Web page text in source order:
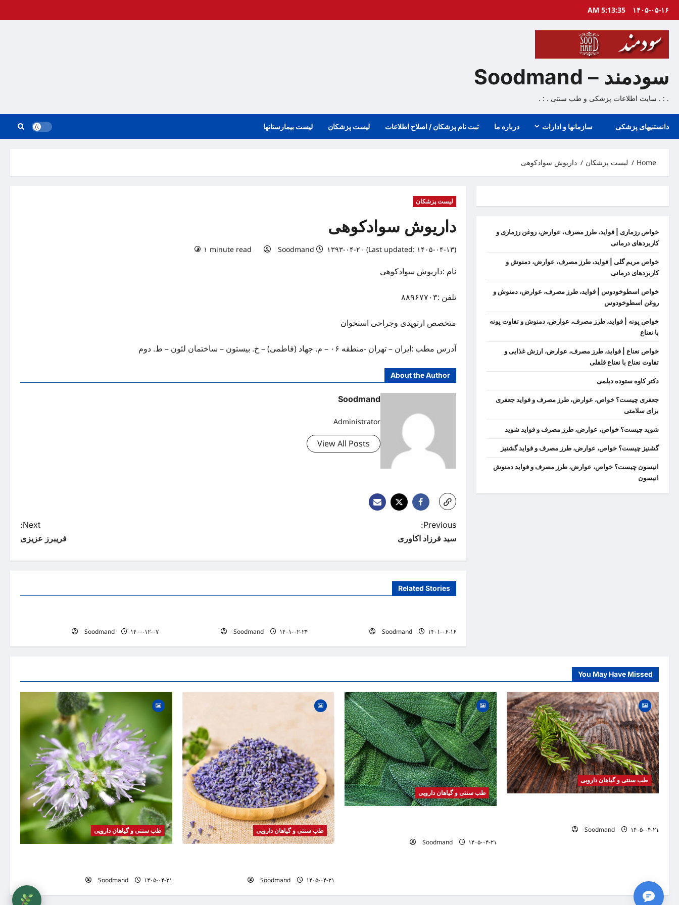
Skip
content
۱۴۰۵-۰۵-۱۶ 5:13:35 AM
سودمند – Soodmand
. : . سایت اطلاعات پزشکی و طب سنتی . : .
دانستنیهای پزشکی سازمانها و ادارات درباره ما ثبت نام پزشکان / اصلاح اطلاعات لیست پزشکان لیست بیمارستانها
Home لیست پزشکان داريوش سوادكوهی
لیست پزشکان
داریوش سوادکوهی
Soodmand ۱۳۹۳-۰۴-۲۰ (Last updated: ۱۴۰۵-۰۴-۱۳) ۱ minute read
نام :داریوش سوادکوهی
تلفن :۸۸۹۶۷۷۰۳
متخصص ارتوپدی وجراحی استخوان
آدرس مطب :ایران – تهران -منطقه ۰۶ – م. جهاد (فاطمی) – خ. بیستون – ساختمان لئون – ط. دوم
About the Author
Soodmand
Administrator
View All Posts
P
o
s
t
n
v
a
t
i
o
n
Previous:
سید فرزاد اکاوری
Next:
فریبرز عزیزی
Related Stories
لیست پزشکان
Soodmand
۱۴۰۱-۰۶-۱۶
Soodmand
۱۴۰۱-۰۲-۲۴
Soodmand
۱۴۰۰-۱۲-۰۷
خواص رزماری | فواید، طرز مصرف، عوارض، روغن رزماری و
کاربردهای درمانی
خواص مریم گلی | فواید، طرز مصرف، عوارض، دمنوش و
کاربردهای درمانی
خواص اسطوخودوس | فواید، طرز مصرف، عوارض، دمنوش و
روغن اسطوخودوس
خواص پونه | فواید، طرز مصرف، عوارض، دمنوش و تفاوت پونه
با نعناع
خواص نعناع | فواید، طرز مصرف، عوارض، ارزش غذایی و
تفاوت نعناع با نعناع فلفلی
دکتر کاوه ستوده دیلمی
جعفری چیست؟ خواص، عوارض، طرز مصرف و فواید جعفری
برای سلامتی
شوید چیست؟ خواص، عوارض، طرز مصرف و فواید شوید
گشنیز چیست؟ خواص، عوارض، طرز مصرف و فواید گشنیز
انیسون چیست؟ خواص، عوارض، طرز مصرف و فواید دمنوش
انیسون
You May Have Missed
طب سنتی و گیاهان دارویی
Soodmand
۱۴۰۵-۰۴-۲۱
طب سنتی و گیاهان دارویی
Soodmand
۱۴۰۵-۰۴-۲۱
طب سنتی و گیاهان دارویی
Soodmand
۱۴۰۵-۰۴-۲۱
طب سنتی و گیاهان دارویی
Soodmand
۱۴۰۵-۰۴-۲۱
گیاه بیماری موضوع